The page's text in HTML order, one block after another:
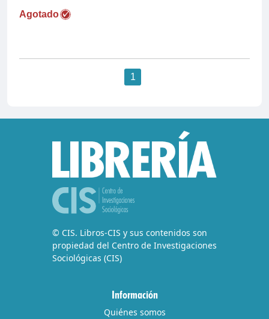
Agotado
1
© CIS. Libros-CIS y sus contenidos son
propiedad del Centro de Investigaciones
Sociológicas (CIS)
Información
Quiénes somos